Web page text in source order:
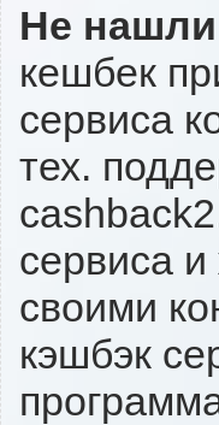
Не
кешбек
сервиса
тех.
сервиса и
своими
кэшбэк